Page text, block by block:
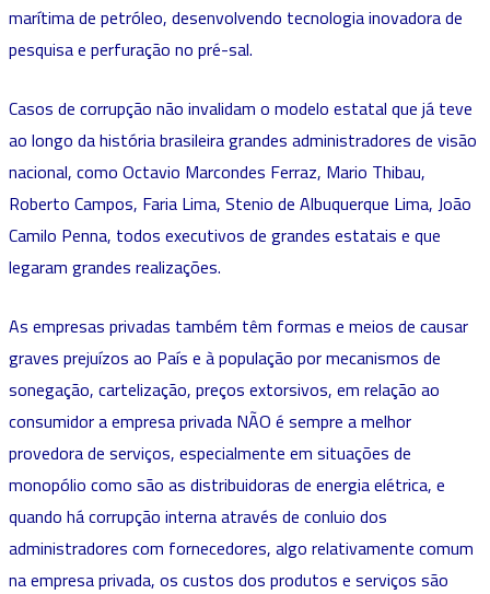
marítima de petróleo, desenvolvendo tecnologia inovadora de
pesquisa e perfuração no pré-sal.
Casos de corrupção não invalidam o modelo estatal que já teve
ao longo da história brasileira grandes administradores de visão
nacional, como Octavio Marcondes Ferraz, Mario Thibau,
Roberto Campos, Faria Lima, Stenio de Albuquerque Lima, João
Camilo Penna, todos executivos de grandes estatais e que
legaram grandes realizações.
As empresas privadas também têm formas e meios de causar
graves prejuízos ao País e à população por mecanismos de
sonegação, cartelização, preços extorsivos, em relação ao
consumidor a empresa privada NÃO é sempre a melhor
provedora de serviços, especialmente em situações de
monopólio como são as distribuidoras de energia elétrica, e
quando há corrupção interna através de conluio dos
administradores com fornecedores, algo relativamente comum
na empresa privada, os custos dos produtos e serviços são